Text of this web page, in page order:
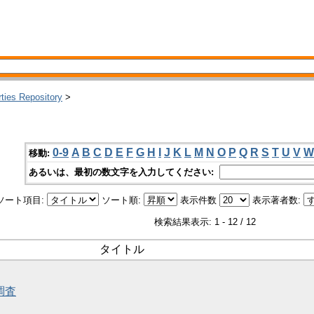
Repository >
移動: 0-9 A B C D E F G H J K L M N O P Q R S T U V W
あるいは、最初の数文字を入力してください:
ート項目: ソート順: 表示件数 表示著者数:
検索結果表示: 1 - 12 / 12
タイトル
査